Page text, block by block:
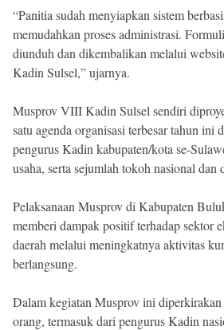
“Panitia sudah menyiapkan sistem
memudahkan proses administrasi.
diunduh dan dikembalikan melalui
Kadin Sulsel,” ujarnya.
Musprov VIII Kadin Sulsel sendiri
satu agenda organisasi terbesar tahun ini
pengurus Kadin kabupaten/kota se-
usaha, serta sejumlah tokoh nasional dan
Pelaksanaan Musprov di Kabupaten
memberi dampak positif terhadap sektor
daerah melalui meningkatnya aktivitas
berlangsung.
Dalam kegiatan Musprov ini
orang, termasuk dari pengurus Kadin